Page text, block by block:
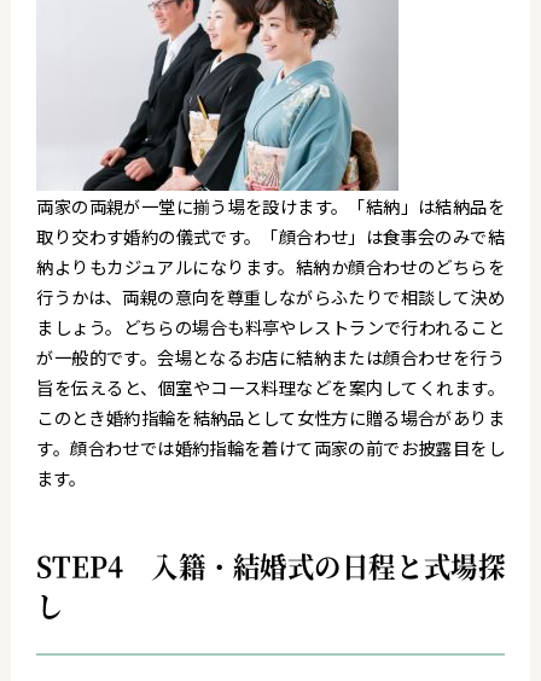
両家の両親が一堂に揃う場を設けます。「結納」は結納品を
取り交わす婚約の儀式です。「顔合わせ」は食事会のみで結
納よりもカジュアルになります。結納か顔合わせのどちらを
行うかは、両親の意向を尊重しながらふたりで相談して決め
ましょう。どちらの場合も料亭やレストランで行われること
が一般的です。会場となるお店に結納または顔合わせを行う
旨を伝えると、個室やコース料理などを案内してくれます。
このとき婚約指輪を結納品として女性方に贈る場合がありま
す。顔合わせでは婚約指輪を着けて両家の前でお披露目をし
ます。
STEP4 入籍・結婚式の日程と式場探
し